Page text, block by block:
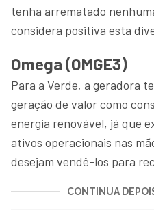
tenha arrematado
considera positiva esta
Omega (OMGE3)
Para a Verde, a geradora
geração de valor como
energia renovável, já que
ativos operacionais nas
desejam vendê-los para
CONTINUA